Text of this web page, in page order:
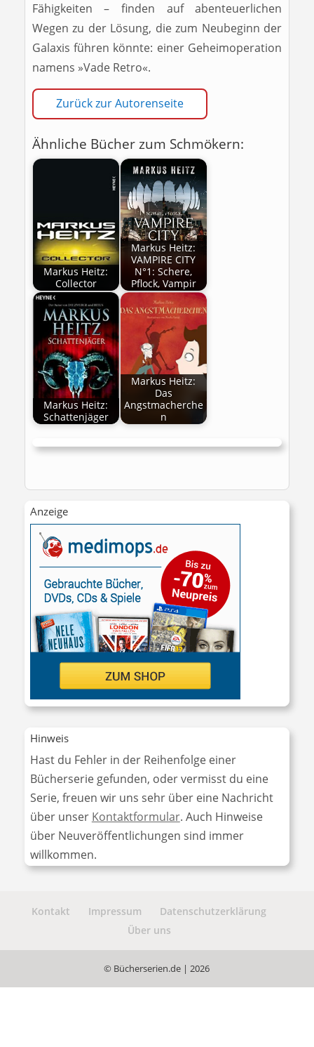
Fähigkeiten – finden auf abenteuerlichen
Wegen zu der Lösung, die zum Neubeginn der
Galaxis führen könnte: einer Geheimoperation
namens »Vade Retro«.
Zurück zur Autorenseite
Ähnliche Bücher zum Schmökern:
Markus Heitz:
Collector
Markus Heitz:
VAMPIRE CITY
N°1: Schere,
Pflock, Vampir
Markus Heitz:
Schattenjäger
Markus Heitz:
Das
Angstmacherche
n
Anzeige
Hinweis
Hast du Fehler in der Reihenfolge einer
Bücherserie gefunden, oder vermisst du eine
Serie, freuen wir uns sehr über eine Nachricht
über unser Kontaktformular. Auch Hinweise
über Neuveröffentlichungen sind immer
willkommen.
Kontakt Impressum
Datenschutzerklärung
Über uns
© Bücherserien.de | 2026